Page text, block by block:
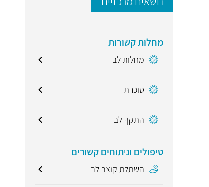
מחלות קשורות
מחלות לב
סוכרת
התקף לב
טיפולים וניתוחים קשורים
השתלת קוצב לב